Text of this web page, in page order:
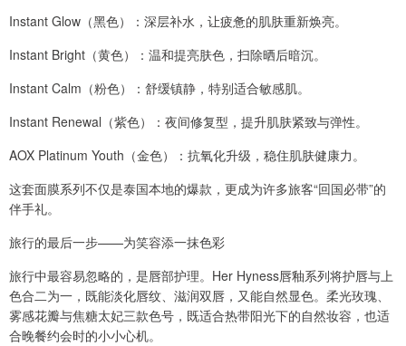
Instant Glow（黑色）：深层补水，让疲惫的肌肤重新焕亮。
Instant Bright（黄色）：温和提亮肤色，扫除晒后暗沉。
Instant Calm（粉色）：舒缓镇静，特别适合敏感肌。
Instant Renewal（紫色）：夜间修复型，提升肌肤紧致与弹性。
AOX Platinum Youth（金色）：抗氧化升级，稳住肌肤健康力。
这套面膜系列不仅是泰国本地的爆款，更成为许多旅客“回国必带”的
伴手礼。
旅行的最后一步——为笑容添一抹色彩
旅行中最容易忽略的，是唇部护理。Her Hyness唇釉系列将护唇与上
色合二为一，既能淡化唇纹、滋润双唇，又能自然显色。柔光玫瑰、
雾感花瓣与焦糖太妃三款色号，既适合热带阳光下的自然妆容，也适
合晚餐约会时的小小心机。